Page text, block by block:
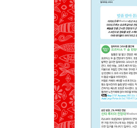
EAT
SLEEP
03 알쿠바사&바탈랴
PREVIEW
GET AROUND
MAP
SEE
EAT